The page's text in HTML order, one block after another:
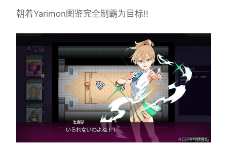
朝着Yarimon图鉴完全制霸为目标!!